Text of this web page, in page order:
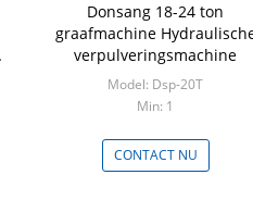
Donsang 18-24 ton
graafmachine
verpulveringsmachine
Model: Dsp-20T
Min: 1
CONTACT NU